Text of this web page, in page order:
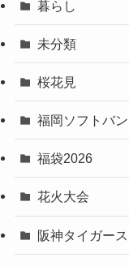
暮らし
未分類
桜花見
福岡ソフトバ
福袋2026
花火大会
阪神タイガース